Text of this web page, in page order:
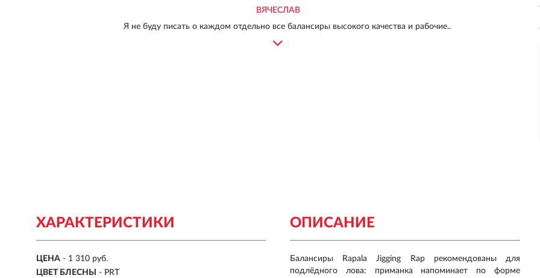
ВЯЧЕСЛАВ
Я не буду писать о каждом отдельно все балансиры высокого качества и рабочие..
ХАРАКТЕРИСТИКИ
ЦЕНА - 1 310 руб.
ЦВЕТ БЛЕСНЫ
- PRT
ОПИСАНИЕ
Балансиры Rapala Jigging Rap рекомендованы для
подлёдного лова: приманка напоминает по форме